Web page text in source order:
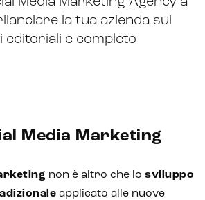
e AR VR -
la tua azienda sui
editoriali e completo
Media Marketing
non è altro che lo sviluppo
applicato alle nuove